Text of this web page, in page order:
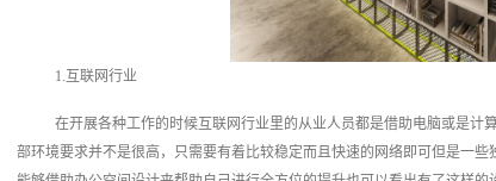
1.互联网行业
在开展各种工作的时候互联网行业里的从业人员都是借助电脑或是计
部环境要求并不是很高，只需要有着比较稳定而且快速的网络即可但是一